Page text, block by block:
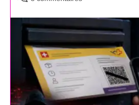
la
publication :